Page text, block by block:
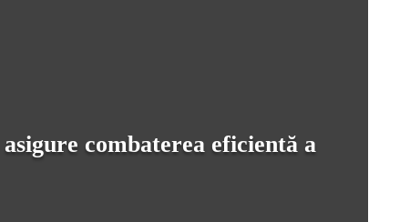
combaterea eficientă a